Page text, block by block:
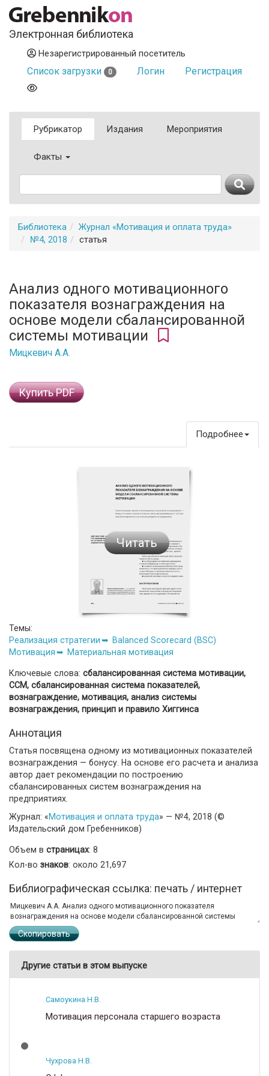
Электронная библиотека
Незарегистрированный посетитель
Список загрузки 0 Логин Регистрация
Рубрикатор Издания Мероприятия
Факты
Библиотека
Журнал «Мотивация и оплата труда»
№4, 2018
статья
Анализ одного мотивационного
показателя вознаграждения на
основе модели сбалансированной
системы мотивации
Мицкевич А.А.
Купить PDF
Подробнее
Читать
Темы:
Реализация стратегии
Balanced Scorecard (BSC)
Мотивация
Материальная мотивация
Ключевые слова: сбалансированная система мотивации,
ССМ, сбалансированная система показателей,
вознаграждение, мотивация, анализ системы
вознаграждения, принцип и правило Хиггинса
Аннотация
Статья посвящена одному из мотивационных показателей
вознаграждения — бонусу. На основе его расчета и анализа
автор дает рекомендации по построению
сбалансированных систем вознаграждения на
предприятиях.
Журнал: «Мотивация и оплата труда» — №4, 2018 (©
Издательский дом Гребенников)
Объем в страницах: 8
Кол-во знаков: около 21,697
Библиографическая ссылка: печать / интернет
Скопировать
Другие статьи в этом выпуске
Самоукина Н.В.
Мотивация персонала старшего возраста
Чухрова Н.В.